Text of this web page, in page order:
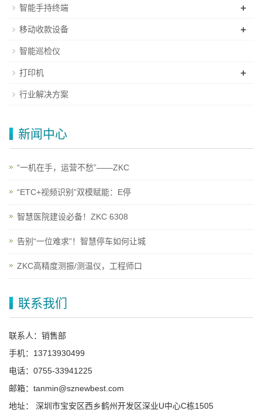
智能手持终端 +
移动收款设备 +
智能巡检仪
打印机 +
行业解决方案
新闻中心
“一机在手，运营不愁”——ZKC
“ETC+视频识别”双模赋能：E停
智慧医院建设必备！ZKC 6308
告别“一位难求”！智慧停车如何让城
ZKC高精度测振/测温仪，工程师口
联系我们
联系人：销售部
手机：13713930499
电话：0755-33941225
邮箱：tanmin@sznewbest.com
地址： 深圳市宝安区西乡鹤州开发区深业U中心C栋1505